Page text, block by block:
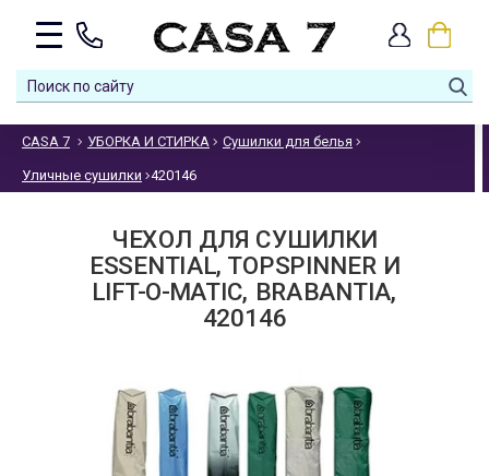
CASA 7 УБОРКА И СТИРКА Сушилки для белья
Уличные сушилки 420146
ЧЕХОЛ ДЛЯ СУШИЛКИ
ESSENTIAL, TOPSPINNER И
LIFT-O-MATIC, BRABANTIA,
420146